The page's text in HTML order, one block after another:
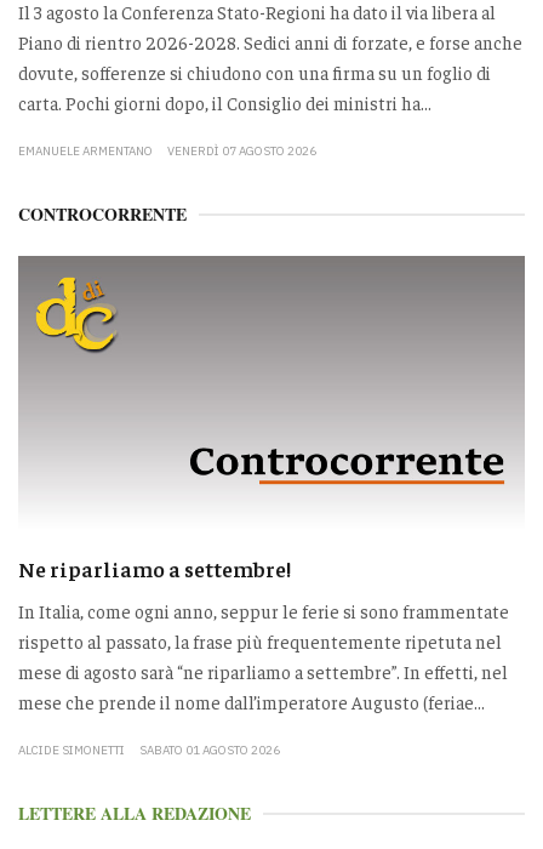
Il 3 agosto la Conferenza Stato-Regioni ha dato il via libera al
Piano di rientro 2026-2028. Sedici anni di forzate, e forse anche
dovute, sofferenze si chiudono con una firma su un foglio di
carta. Pochi giorni dopo, il Consiglio dei ministri ha...
EMANUELE ARMENTANO VENERDÌ 07 AGOSTO 2026
CONTROCORRENTE
Ne riparliamo a settembre!
In Italia, come ogni anno, seppur le ferie si sono frammentate
rispetto al passato, la frase più frequentemente ripetuta nel
mese di agosto sarà “ne riparliamo a settembre”. In effetti, nel
mese che prende il nome dall’imperatore Augusto (feriae...
ALCIDE SIMONETTI SABATO 01 AGOSTO 2026
LETTERE ALLA REDAZIONE